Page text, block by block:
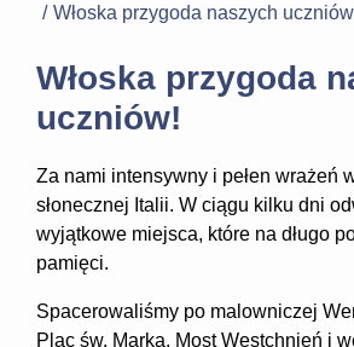
Włoska przygoda naszych
Włoska przygoda
uczniów!
Za nami intensywny i pełen wrażeń
słonecznej Italii. W ciągu kilku dni
wyjątkowe miejsca, które na długo
pamięci.
Spacerowaliśmy po malowniczej
Plac św. Marka, Most Westchnień i